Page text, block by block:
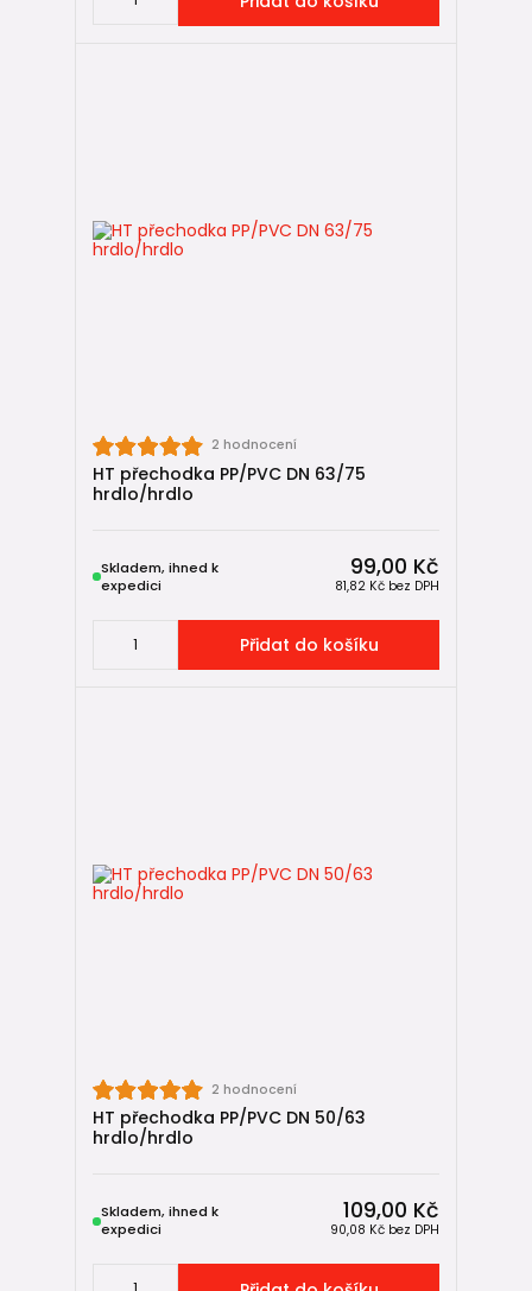
2 hodnocení
HT přechodka PP/PVC DN 63/75
hrdlo/hrdlo
99,00 Kč
81,82 Kč bez DPH
Skladem, ihned k
expedici
Přidat do košíku
2 hodnocení
HT přechodka PP/PVC DN 50/63
hrdlo/hrdlo
109,00 Kč
90,08 Kč bez DPH
Skladem, ihned k
expedici